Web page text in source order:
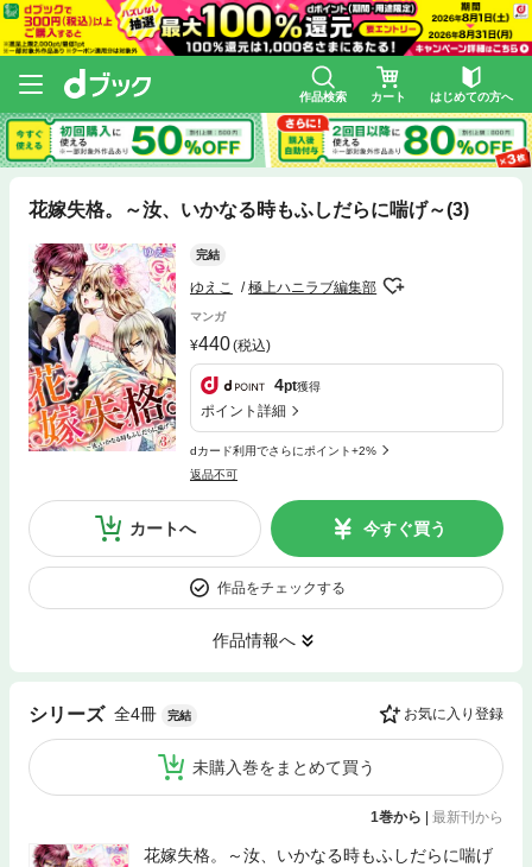
作品検索 カート はじめての方へ
花嫁失格。～汝、いかなる時もふしだらに喘げ～(3)
完結
ゆえこ 極上ハニラブ編集部
マンガ
440(税込)
4pt獲得
ポイント詳細
dカード利用でさらにポイント+2%
返品不可
カートへ 今すぐ買う
作品をチェックする
作品情報へ
シリーズ 全4冊 完結 お気に入り登録
未購入巻をまとめて買う
1巻から 最新刊から
花嫁失格。～汝、いかなる時もふしだらに喘げ